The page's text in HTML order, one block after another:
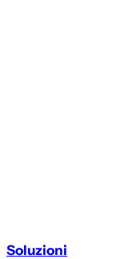
Soluzioni